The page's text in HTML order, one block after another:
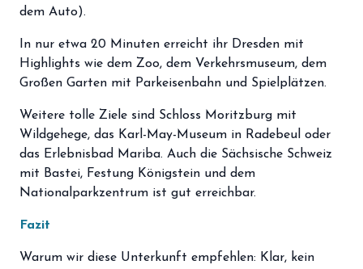
dem Auto).
In nur etwa 20 Minuten erreicht ihr Dresden mit
Highlights wie dem Zoo, dem Verkehrsmuseum, dem
Großen Garten mit Parkeisenbahn und Spielplätzen.
Weitere tolle Ziele sind Schloss Moritzburg mit
Wildgehege, das Karl-May-Museum in Radebeul oder
das Erlebnisbad Mariba. Auch die Sächsische Schweiz
mit Bastei, Festung Königstein und dem
Nationalparkzentrum ist gut erreichbar.
Fazit
Warum wir diese Unterkunft empfehlen: Klar, kein